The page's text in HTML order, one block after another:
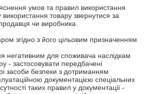
умов та правил використання
використання товару звернутися за
чи виробника.
згідно з його цільовим призначенням
негативним для споживача наслідкам
- застосовувати передбачені
засоби безпеки з дотриманням
документацією спеціальних
таких правил у документації -